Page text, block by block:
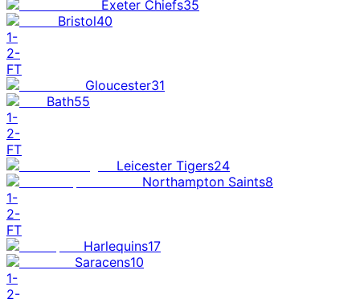
Exeter Chiefs35
Bristol40
1-
2-
FT
Gloucester31
Bath55
1-
2-
FT
Leicester Tigers24
Northampton Saints8
1-
2-
FT
Harlequins17
Saracens10
1-
2-